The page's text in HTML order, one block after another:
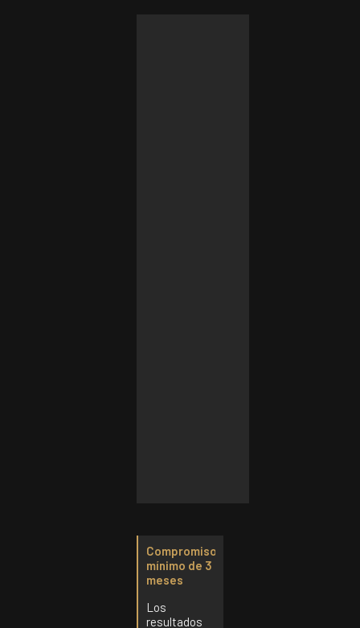
Compromiso
mínimo de 3
meses
Los
resultados